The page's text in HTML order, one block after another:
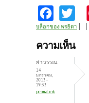
Fa
ce
b
o
k
w
itt
บล็อกของ พรธิดา
ความเห็น
ย่าวรรณ
14
มกราคม,
2013 -
19:33
permalink